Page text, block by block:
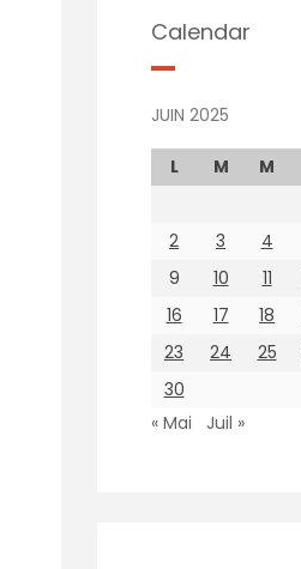
Calendar
JUIN 2025
L M M
2
3 4
9
10 11
16
17 18
23
24 25
30
« Mai
Juil »